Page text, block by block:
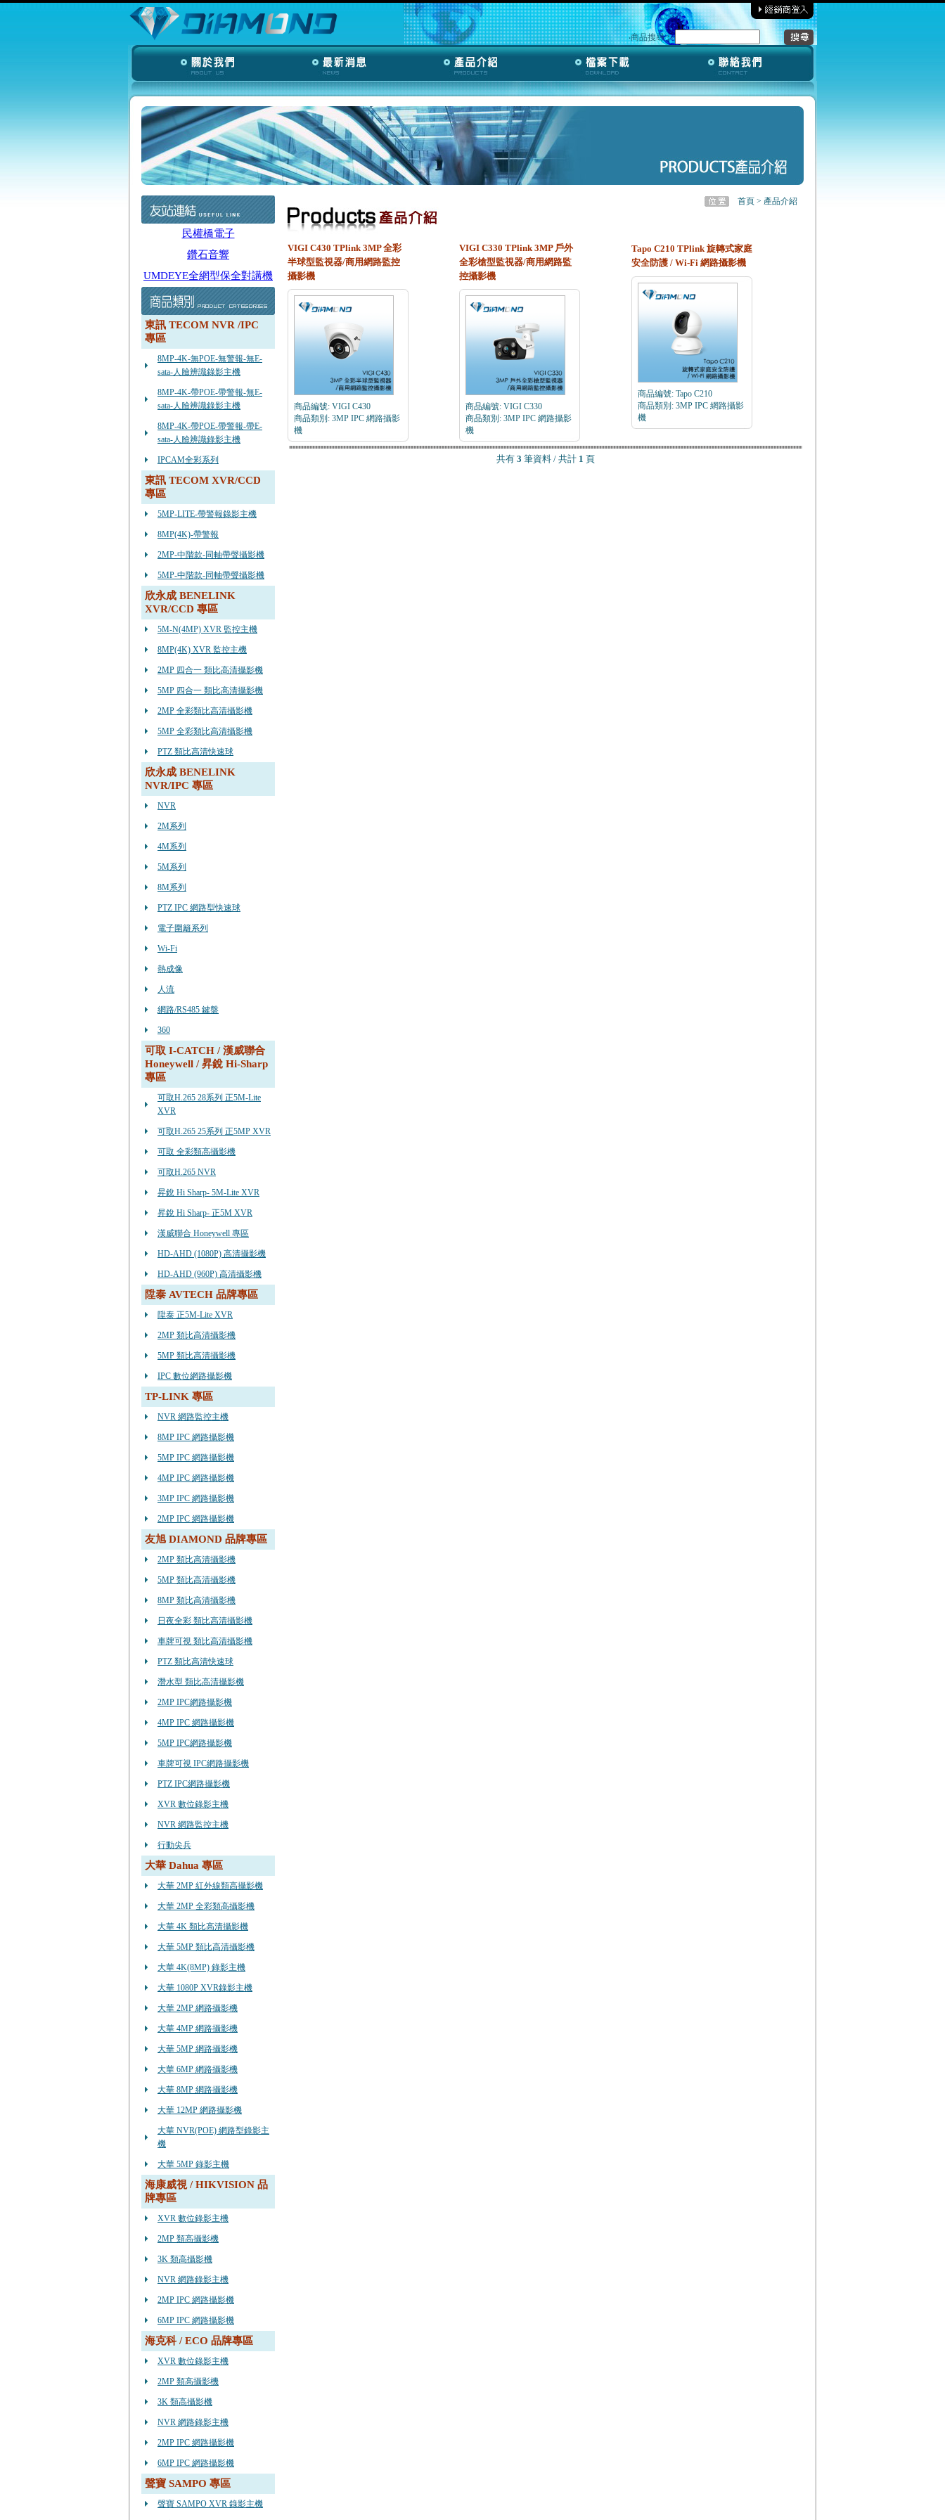
‧商品搜尋︰
民權橋電子
鑽石音響
UMDEYE全網型保全對講機
東訊 TECOM NVR /IPC
專區
8MP-4K-無POE-無警報-無E-
sata-人臉辨識錄影主機
8MP-4K-帶POE-帶警報-無E-
sata-人臉辨識錄影主機
8MP-4K-帶POE-帶警報-帶E-
sata-人臉辨識錄影主機
IPCAM全彩系列
東訊 TECOM XVR/CCD
專區
5MP-LITE-帶警報錄影主機
8MP(4K)-帶警報
2MP-中階款-同軸帶聲攝影機
5MP-中階款-同軸帶聲攝影機
欣永成 BENELINK
XVR/CCD 專區
5M-N(4MP) XVR 監控主機
8MP(4K) XVR 監控主機
2MP 四合一 類比高清攝影機
5MP 四合一 類比高清攝影機
2MP 全彩類比高清攝影機
5MP 全彩類比高清攝影機
PTZ 類比高清快速球
欣永成 BENELINK
NVR/IPC 專區
NVR
2M系列
4M系列
5M系列
8M系列
PTZ IPC 網路型快速球
電子圍籬系列
Wi-Fi
熱成像
人流
網路/RS485 鍵盤
360
可取 I-CATCH / 漢威聯合
Honeywell / 昇銳 Hi-Sharp
專區
可取H.265 28系列 正5M-Lite
XVR
可取H.265 25系列 正5MP XVR
可取 全彩類高攝影機
可取H.265 NVR
昇銳 Hi Sharp- 5M-Lite XVR
昇銳 Hi Sharp- 正5M XVR
漢威聯合 Honeywell 專區
HD-AHD (1080P) 高清攝影機
HD-AHD (960P) 高清攝影機
陞泰 AVTECH 品牌專區
陞泰 正5M-Lite XVR
2MP 類比高清攝影機
5MP 類比高清攝影機
IPC 數位網路攝影機
TP-LINK 專區
NVR 網路監控主機
8MP IPC 網路攝影機
5MP IPC 網路攝影機
4MP IPC 網路攝影機
3MP IPC 網路攝影機
2MP IPC 網路攝影機
友旭 DIAMOND 品牌專區
2MP 類比高清攝影機
5MP 類比高清攝影機
8MP 類比高清攝影機
日夜全彩 類比高清攝影機
車牌可視 類比高清攝影機
PTZ 類比高清快速球
潛水型 類比高清攝影機
2MP IPC網路攝影機
4MP IPC 網路攝影機
5MP IPC網路攝影機
車牌可視 IPC網路攝影機
PTZ IPC網路攝影機
XVR 數位錄影主機
NVR 網路監控主機
行動尖兵
大華 Dahua 專區
大華 2MP 紅外線類高攝影機
大華 2MP 全彩類高攝影機
大華 4K 類比高清攝影機
大華 5MP 類比高清攝影機
大華 4K(8MP) 錄影主機
大華 1080P XVR錄影主機
大華 2MP 網路攝影機
大華 4MP 網路攝影機
大華 5MP 網路攝影機
大華 6MP 網路攝影機
大華 8MP 網路攝影機
大華 12MP 網路攝影機
大華 NVR(POE) 網路型錄影主
機
大華 5MP 錄影主機
海康威視 / HIKVISION 品
牌專區
XVR 數位錄影主機
2MP 類高攝影機
3K 類高攝影機
NVR 網路錄影主機
2MP IPC 網路攝影機
6MP IPC 網路攝影機
海克科 / ECO 品牌專區
XVR 數位錄影主機
2MP 類高攝影機
3K 類高攝影機
NVR 網路錄影主機
2MP IPC 網路攝影機
6MP IPC 網路攝影機
聲寶 SAMPO 專區
聲寶 SAMPO XVR 錄影主機
首頁 > 產品介紹
VIGI C430 TPlink 3MP 全彩
半球型監視器/商用網路監控
攝影機
商品編號: VIGI C430
商品類別: 3MP IPC 網路攝影
機
VIGI C330 TPlink 3MP 戶外
全彩槍型監視器/商用網路監
控攝影機
商品編號: VIGI C330
商品類別: 3MP IPC 網路攝影
機
Tapo C210 TPlink 旋轉式家庭
安全防護 / Wi-Fi 網路攝影機
商品編號: Tapo C210
商品類別: 3MP IPC 網路攝影
機
共有 3 筆資料 / 共計 1 頁